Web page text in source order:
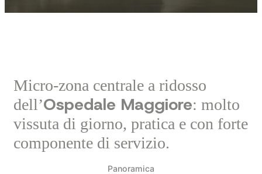
Micro‑zona centrale a ridosso
dell’Ospedale Maggiore: molto
vissuta di giorno, pratica e con forte
componente di servizio.
Panoramica